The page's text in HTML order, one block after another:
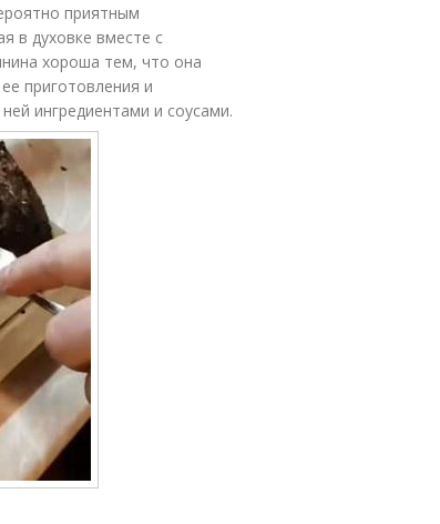
приятным
в духовке вместе с
хороша тем, что она
приготовления и
ингредиентами и соусами.